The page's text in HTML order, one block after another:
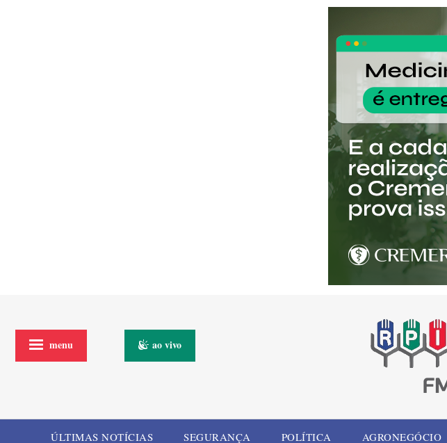
menu ao vivo
ÚLTIMAS NOTÍCIAS SEGURANÇA POLÍTICA AGRONEGÓCIO